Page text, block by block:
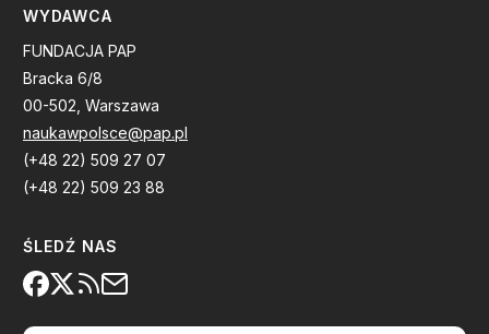
WYDAWCA
FUNDACJA PAP
Bracka 6/8
00-502, Warszawa
naukawpolsce@pap.pl
(+48 22) 509 27 07
(+48 22) 509 23 88
ŚLEDŹ NAS